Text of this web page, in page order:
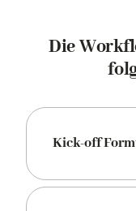
Die
Kick-off